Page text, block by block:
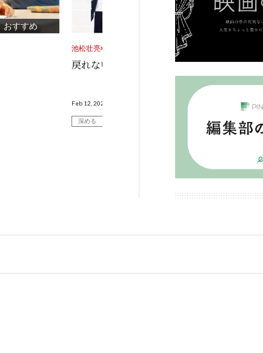
おすすめ インタビュー
池松壮亮×伊藤沙莉×尾崎世界観×松居大悟監督 インタビュー
戻れない過去と現在を、一緒に抱きしめる
Feb 12, 2022
深める